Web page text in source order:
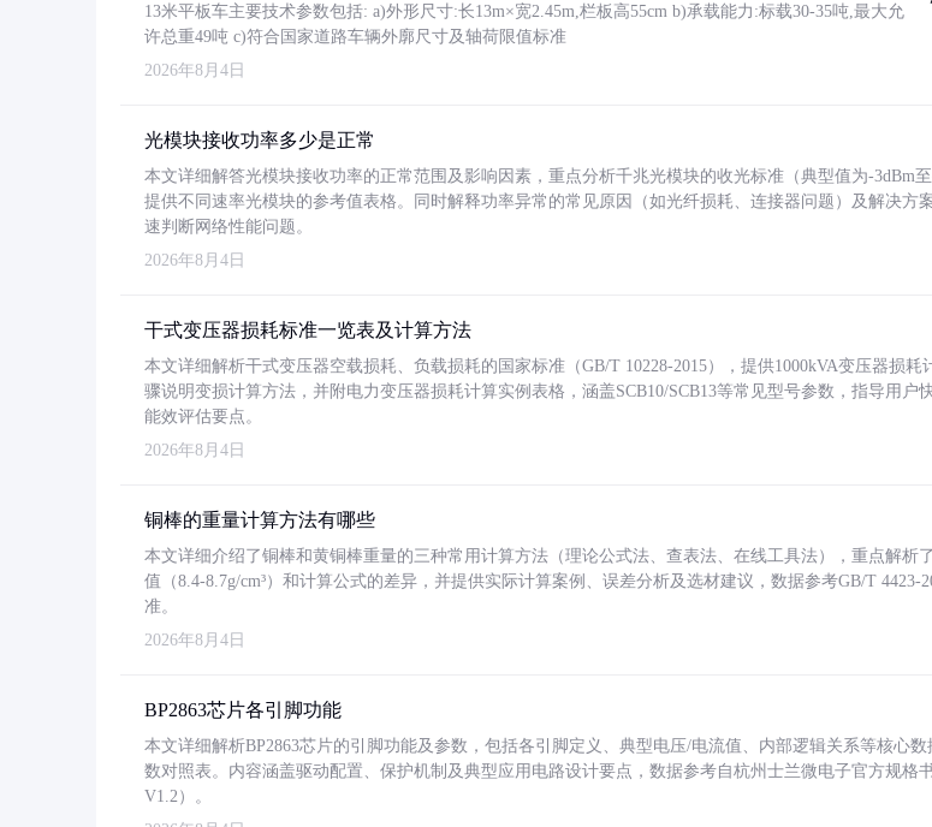
13米平板车主要技术参数包括: a)外形尺寸:长13m×宽2.45m,栏板高55cm b)承载能力:标载30-35吨,最大允
许总重49吨 c)符合国家道路车辆外廓尺寸及轴荷限值标准
2026年8月4日
光模块接收功率多少是正常
本文详细解答光模块接收功率的正常范围及影响因素，重点分析千兆光模块的收光标准（典型值为-3dBm
提供不同速率光模块的参考值表格。同时解释功率异常的常见原因（如光纤损耗、连接器问题）及解决方
速判断网络性能问题。
2026年8月4日
干式变压器损耗标准一览表及计算方法
本文详细解析干式变压器空载损耗、负载损耗的国家标准（GB/T 10228-2015），提供1000kVA变压器损耗
骤说明变损计算方法，并附电力变压器损耗计算实例表格，涵盖SCB10/SCB13等常见型号参数，指导用户
能效评估要点。
2026年8月4日
铜棒的重量计算方法有哪些
本文详细介绍了铜棒和黄铜棒重量的三种常用计算方法（理论公式法、查表法、在线工具法），重点解析
值（8.4-8.7g/cm³）和计算公式的差异，并提供实际计算案例、误差分析及选材建议，数据参考GB/T 4423-
准。
2026年8月4日
BP2863芯片各引脚功能
本文详细解析BP2863芯片的引脚功能及参数，包括各引脚定义、典型电压/电流值、内部逻辑关系等核心
数对照表。内容涵盖驱动配置、保护机制及典型应用电路设计要点，数据参考自杭州士兰微电子官方规格
V1.2）。